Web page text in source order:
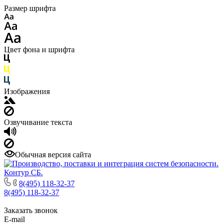
Размер шрифта
Цвет фона и шрифта
Изображения
Озвучивание текста
Обычная версия сайта
8(495) 118-32-37
8(495) 118-32-37
Заказать звонок
E-mail